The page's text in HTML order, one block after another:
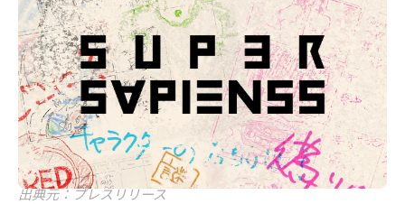
出典元：プレスリリース